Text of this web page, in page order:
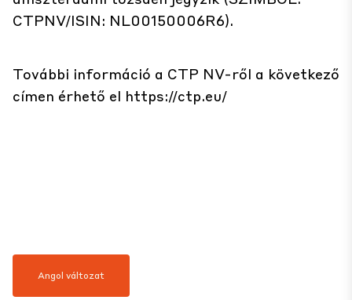
CTPNV/ISIN: NL00150006R6).
További információ a CTP NV-ről a következő
címen érhető el https://ctp.eu/
Angol változat